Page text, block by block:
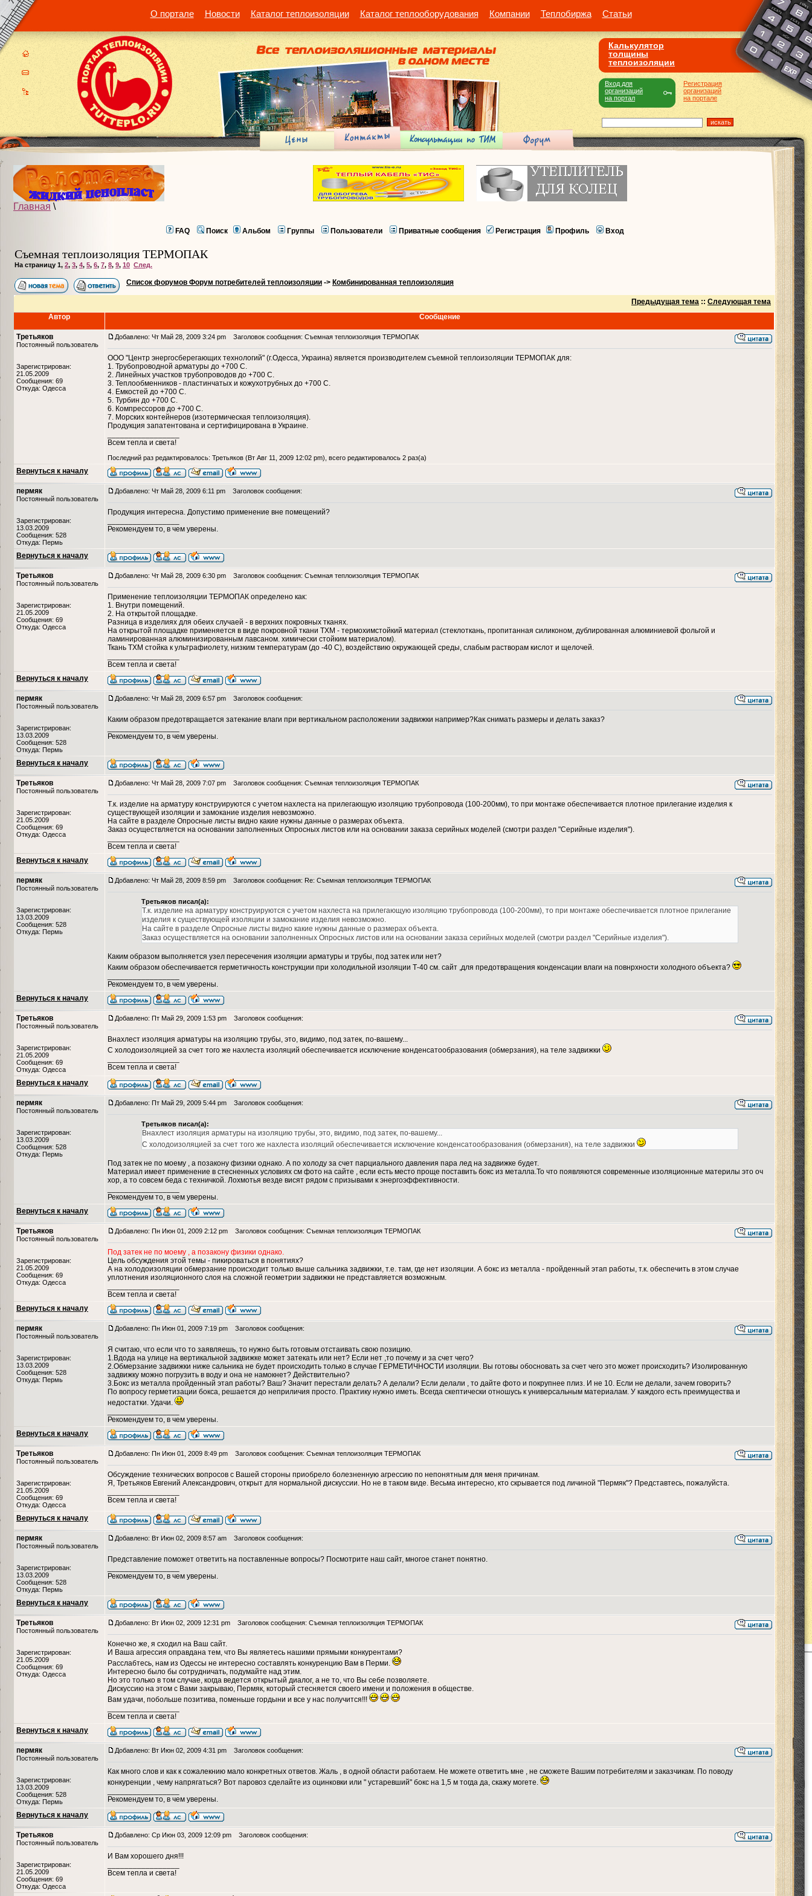
О портале Новости Каталог теплоизоляции Каталог теплооборудования Компании Теплобиржа Статьи
Калькулятор
толщины
теплоизоляции
Регистрация
организаций
на портале
Вход для
организаций
на портал
Главная \
FAQ Поиск Альбом Группы Пользователи Приватные сообщения Регистрация Профиль Вход
Съемная теплоизоляция ТЕРМОПАК
На страницу 1, 2, 3, 4, 5, 6, 7, 8, 9, 10 След.
Список форумов Форум потребителей теплоизоляции -> Комбинированная теплоизоляция
Предыдущая тема :: Следующая тема
Автор
Сообщение
Третьяков
Постоянный пользователь
Зарегистрирован:
21.05.2009
Сообщения: 69
Откуда: Одесса
Добавлено: Чт Май 28, 2009 3:24 pm Заголовок сообщения: Съемная теплоизоляция ТЕРМОПАК
ООО "Центр энергосберегающих технологий" (г.Одесса, Украина) является производителем съемной теплоизоляции ТЕРМОПАК для:
1. Трубопроводной арматуры до +700 С.
2. Линейных участков трубопроводов до +700 С.
3. Теплообменников - пластинчатых и кожухотрубных до +700 С.
4. Емкостей до +700 С.
5. Турбин до +700 С.
6. Компрессоров до +700 С.
7. Морских контейнеров (изотермическая теплоизоляция).
Продукция запатентована и сертифицирована в Украине.
Всем тепла и света!
Последний раз редактировалось: Третьяков (Вт Авг 11, 2009 12:02 pm), всего редактировалось 2 раз(а)
Вернуться к началу
пермяк
Постоянный пользователь
Зарегистрирован:
13.03.2009
Сообщения: 528
Откуда: Пермь
Добавлено: Чт Май 28, 2009 6:11 pm Заголовок сообщения:
Продукция интересна. Допустимо применение вне помещений?
Рекомендуем то, в чем уверены.
Вернуться к началу
Третьяков
Постоянный пользователь
Зарегистрирован:
21.05.2009
Сообщения: 69
Откуда: Одесса
Добавлено: Чт Май 28, 2009 6:30 pm Заголовок сообщения: Съемная теплоизоляция ТЕРМОПАК
Применение теплоизоляции ТЕРМОПАК определено как:
1. Внутри помещений.
2. На открытой площадке.
Разница в изделиях для обеих случаей - в верхних покровных тканях.
На открытой площадке применяется в виде покровной ткани ТХМ - термохимстойкий материал (стеклоткань, пропитанная силиконом, дублированная алюминиевой фольгой и
ламинированная алюминизированным лавсаном. химически стойким материалом).
Ткань ТХМ стойка к ультрафиолету, низким температурам (до -40 С), воздействию окружающей среды, слабым растворам кислот и щелочей.
Всем тепла и света!
Вернуться к началу
пермяк
Постоянный пользователь
Зарегистрирован:
13.03.2009
Сообщения: 528
Откуда: Пермь
Добавлено: Чт Май 28, 2009 6:57 pm Заголовок сообщения:
Каким образом предотвращается затекание влаги при вертикальном расположении задвижки например?Как снимать размеры и делать заказ?
Рекомендуем то, в чем уверены.
Вернуться к началу
Третьяков
Постоянный пользователь
Зарегистрирован:
21.05.2009
Сообщения: 69
Откуда: Одесса
Добавлено: Чт Май 28, 2009 7:07 pm Заголовок сообщения: Съемная теплоизоляция ТЕРМОПАК
Т.к. изделие на арматуру конструируются с учетом нахлеста на прилегающую изоляцию трубопровода (100-200мм), то при монтаже обеспечивается плотное прилегание изделия к
существующей изоляции и замокание изделия невозможно.
На сайте в разделе Опросные листы видно какие нужны данные о размерах объекта.
Заказ осуществляется на основании заполненных Опросных листов или на основании заказа серийных моделей (смотри раздел "Серийные изделия").
Всем тепла и света!
Вернуться к началу
пермяк
Постоянный пользователь
Зарегистрирован:
13.03.2009
Сообщения: 528
Откуда: Пермь
Добавлено: Чт Май 28, 2009 8:59 pm Заголовок сообщения: Re: Съемная теплоизоляция ТЕРМОПАК
Третьяков писал(а):
Т.к. изделие на арматуру конструируются с учетом нахлеста на прилегающую изоляцию трубопровода (100-200мм), то при монтаже обеспечивается плотное прилегание
изделия к существующей изоляции и замокание изделия невозможно.
На сайте в разделе Опросные листы видно какие нужны данные о размерах объекта.
Заказ осуществляется на основании заполненных Опросных листов или на основании заказа серийных моделей (смотри раздел "Серийные изделия").
Каким образом выполняется узел пересечения изоляции арматуры и трубы, под затек или нет?
Каким образом обеспечивается герметичность конструкции при холодильной изоляции Т-40 см. сайт ,для предотвращения конденсации влаги на повнрхности холодного объекта?
Рекомендуем то, в чем уверены.
Вернуться к началу
Третьяков
Постоянный пользователь
Зарегистрирован:
21.05.2009
Сообщения: 69
Откуда: Одесса
Добавлено: Пт Май 29, 2009 1:53 pm Заголовок сообщения:
Внахлест изоляция арматуры на изоляцию трубы, это, видимо, под затек, по-вашему...
С холодоизоляцией за счет того же нахлеста изоляций обеспечивается исключение конденсатообразования (обмерзания), на теле задвижки
Всем тепла и света!
Вернуться к началу
пермяк
Постоянный пользователь
Зарегистрирован:
13.03.2009
Сообщения: 528
Откуда: Пермь
Добавлено: Пт Май 29, 2009 5:44 pm Заголовок сообщения:
Третьяков писал(а):
Внахлест изоляция арматуры на изоляцию трубы, это, видимо, под затек, по-вашему...
С холодоизоляцией за счет того же нахлеста изоляций обеспечивается исключение конденсатообразования (обмерзания), на теле задвижки
Под затек не по моему , а позакону физики однако. А по холоду за счет парциального давления пара лед на задвижке будет.
Материал имеет применение в стесненных условиях см фото на сайте , если есть место проще поставить бокс из металла.То что появляются современные изоляционные материлы это оч
хор, а то совсем беда с техничкой. Лохмотья везде висят рядом с призывами к энергоэффективности.
Рекомендуем то, в чем уверены.
Вернуться к началу
Третьяков
Постоянный пользователь
Зарегистрирован:
21.05.2009
Сообщения: 69
Откуда: Одесса
Добавлено: Пн Июн 01, 2009 2:12 pm Заголовок сообщения: Съемная теплоизоляция ТЕРМОПАК
Под затек не по моему , а позакону физики однако.
Цель обсуждения этой темы - пикироваться в понятиях?
А на холодоизоляции обмерзание происходит только выше сальника задвижки, т.е. там, где нет изоляции. А бокс из металла - пройденный этап работы, т.к. обеспечить в этом случае
уплотнения изоляционного слоя на сложной геометрии задвижки не представляется возможным.
Всем тепла и света!
Вернуться к началу
пермяк
Постоянный пользователь
Зарегистрирован:
13.03.2009
Сообщения: 528
Откуда: Пермь
Добавлено: Пн Июн 01, 2009 7:19 pm Заголовок сообщения:
Я считаю, что если что то заявляешь, то нужно быть готовым отстаивать свою позицию.
1.Вдода на улице на вертикальной задвижке может затекать или нет? Если нет ,то почему и за счет чего?
2.Обмерзание задвижки ниже сальника не будет происходить только в случае ГЕРМЕТИЧНОСТИ изоляции. Вы готовы обосновать за счет чего это может происходить? Изолированную
задвижку можно погрузить в воду и она не намокнет? Действительно?
3.Бокс из металла пройденный этап работы? Ваш? Значит перестали делать? А делали? Если делали , то дайте фото и покрупнее плиз. И не 10. Если не делали, зачем говорить?
По вопросу герметизации бокса, решается до неприличия просто. Практику нужно иметь. Всегда скептически отношусь к универсальным материалам. У каждого есть преимущества и
недостатки. Удачи.
Рекомендуем то, в чем уверены.
Вернуться к началу
Третьяков
Постоянный пользователь
Зарегистрирован:
21.05.2009
Сообщения: 69
Откуда: Одесса
Добавлено: Пн Июн 01, 2009 8:49 pm Заголовок сообщения: Съемная теплоизоляция ТЕРМОПАК
Обсуждение технических вопросов с Вашей стороны приобрело болезненную агрессию по непонятным для меня причинам.
Я, Третьяков Евгений Александрович, открыт для нормальной дискуссии. Но не в таком виде. Весьма интересно, кто скрывается под личиной "Пермяк"? Представтесь, пожалуйста.
Всем тепла и света!
Вернуться к началу
пермяк
Постоянный пользователь
Зарегистрирован:
13.03.2009
Сообщения: 528
Откуда: Пермь
Добавлено: Вт Июн 02, 2009 8:57 am Заголовок сообщения:
Представление поможет ответить на поставленные вопросы? Посмотрите наш сайт, многое станет понятно.
Рекомендуем то, в чем уверены.
Вернуться к началу
Третьяков
Постоянный пользователь
Зарегистрирован:
21.05.2009
Сообщения: 69
Откуда: Одесса
Добавлено: Вт Июн 02, 2009 12:31 pm Заголовок сообщения: Съемная теплоизоляция ТЕРМОПАК
Конечно же, я сходил на Ваш сайт.
И Ваша агрессия оправдана тем, что Вы являетесь нашими прямыми конкурентами?
Расслабтесь, нам из Одессы не интересно составлять конкуренцию Вам в Перми.
Интересно было бы сотрудничать, подумайте над этим.
Но это только в том случае, когда ведется открытый диалог, а не то, что Вы себе позволяете.
Дискуссию на этом с Вами закрываю, Пермяк, который стесняется своего имени и положения в обществе.
Вам удачи, побольше позитива, поменьше гордыни и все у нас получится!!!
Всем тепла и света!
Вернуться к началу
пермяк
Постоянный пользователь
Зарегистрирован:
13.03.2009
Сообщения: 528
Откуда: Пермь
Добавлено: Вт Июн 02, 2009 4:31 pm Заголовок сообщения:
Как много слов и как к сожалекнию мало конкретных ответов. Жаль , в одной области работаем. Не можете ответить мне , не сможете Вашим потребителям и заказчикам. По поводу
конкуренции , чему напрягаться? Вот паровоз сделайте из оцинковки или " устаревший" бокс на 1,5 м тогда да, скажу могете.
Рекомендуем то, в чем уверены.
Вернуться к началу
Третьяков
Постоянный пользователь
Зарегистрирован:
21.05.2009
Сообщения: 69
Откуда: Одесса
Добавлено: Ср Июн 03, 2009 12:09 pm Заголовок сообщения:
И Вам хорошего дня!!!
Всем тепла и света!